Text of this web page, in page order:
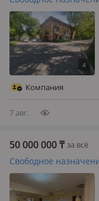
Компания
7 авг.
50 000 000₸ за всё